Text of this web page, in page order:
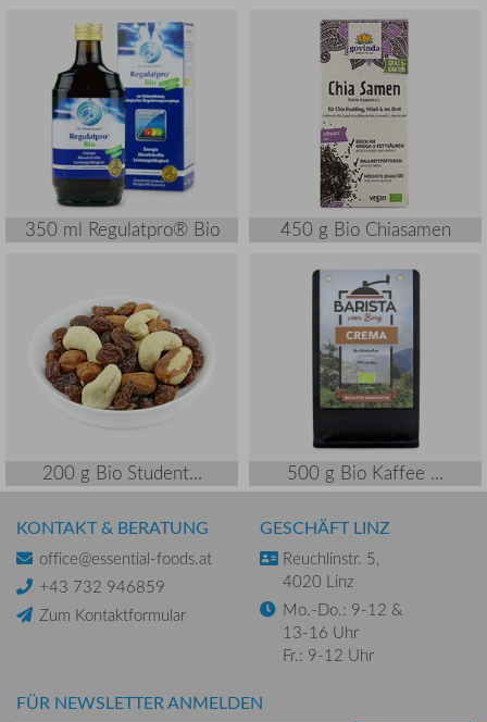
350 ml Regulatpro® Bio 450 g Bio Chiasamen
200 g Bio Student... 500 g Bio Kaffee ...
KONTAKT & BERATUNG
office@essential-foods.at
+43 732 946859
Zum Kontaktformular
GESCHÄFT LINZ
Reuchlinstr. 5,
4020 Linz
Mo.-Do.: 9-12 &
13-16 Uhr
Fr.: 9-12 Uhr
FÜR NEWSLETTER ANMELDEN